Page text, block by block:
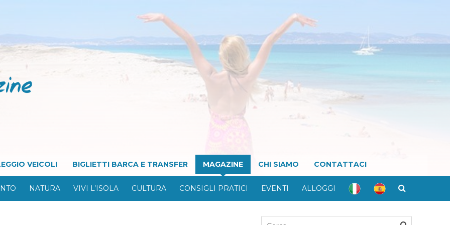
VEICOLI BIGLIETTI BARCA E TRANSFER MAGAZINE CHI SIAMO CONTATTACI
NATURA VIVI L’ISOLA CULTURA CONSIGLI PRATICI EVENTI ALLOGGI